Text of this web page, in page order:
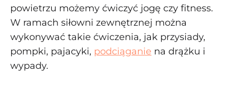
powietrzu możemy ćwiczyć jogę czy fitness.
W ramach siłowni zewnętrznej można
wykonywać takie ćwiczenia, jak przysiady,
pompki, pajacyki, podciąganie na drążku i
wypady.